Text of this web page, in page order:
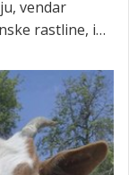
vendar
rastline, in